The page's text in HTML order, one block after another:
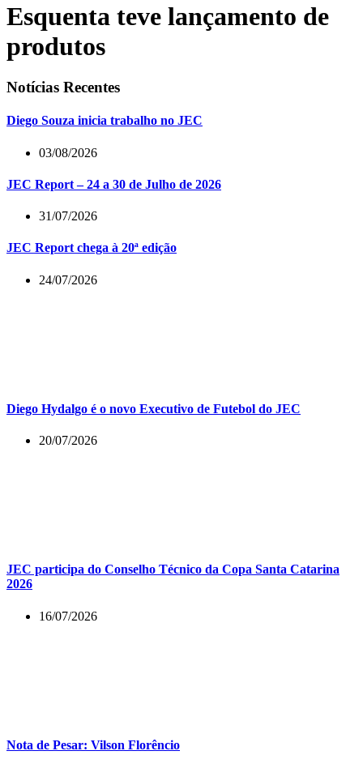
Esquenta teve lançamento de
produtos
Notícias Recentes
Diego Souza inicia trabalho no JEC
03/08/2026
JEC Report – 24 a 30 de Julho de 2026
31/07/2026
JEC Report chega à 20ª edição
24/07/2026
Diego Hydalgo é o novo Executivo de Futebol do JEC
20/07/2026
JEC participa do Conselho Técnico da Copa Santa Catarina
2026
16/07/2026
Nota de Pesar: Vilson Florêncio